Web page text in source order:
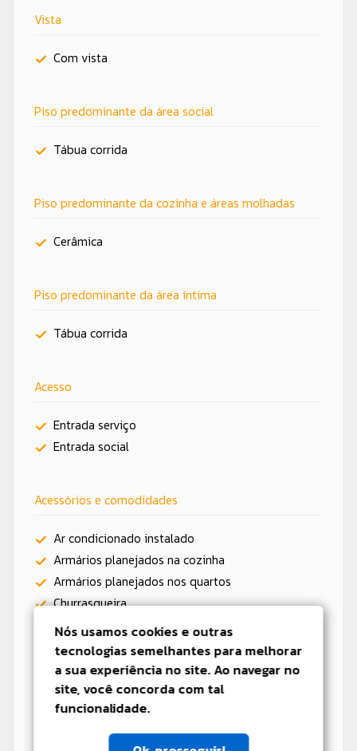
Vista
Com vista
Piso predominante da área social
Tábua corrida
Piso predominante da cozinha e áreas molhadas
Cerâmica
Piso predominante da área íntima
Tábua corrida
Acesso
Entrada serviço
Entrada social
Acessórios e comodidades
Ar condicionado instalado
Armários planejados na cozinha
Armários planejados nos quartos
Churrasqueira
Closet
Cozinha americana
Espaço gourmet
Gás canalizado na cozinha
Lareira
Nós usamos cookies e outras
tecnologias semelhantes para melhorar
a sua experiência no site. Ao navegar no
site, você concorda com tal
funcionalidade.